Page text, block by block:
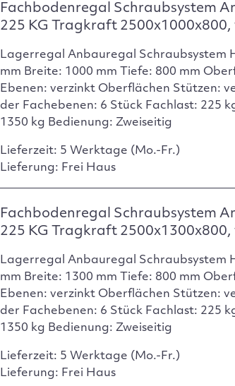
Fachbodenregal Schraubsystem
225 KG Tragkraft 2500x1000x800,
Lagerregal Anbauregal Schraubsystem
mm Breite: 1000 mm Tiefe: 800 mm
Ebenen: verzinkt Oberflächen Stützen:
der Fachebenen: 6 Stück Fachlast: 225
1350 kg Bedienung: Zweiseitig
Lieferzeit: 5 Werktage (Mo.-Fr.)
Lieferung: Frei Haus
Fachbodenregal Schraubsystem
225 KG Tragkraft 2500x1300x800,
Lagerregal Anbauregal Schraubsystem
mm Breite: 1300 mm Tiefe: 800 mm
Ebenen: verzinkt Oberflächen Stützen:
der Fachebenen: 6 Stück Fachlast: 225
1350 kg Bedienung: Zweiseitig
Lieferzeit: 5 Werktage (Mo.-Fr.)
Lieferung: Frei Haus